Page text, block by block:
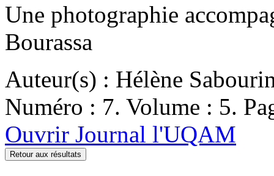
Une photographie
Bourassa
Auteur(s) : Hélène
Numéro : 7. Volume : 5.
Ouvrir Journal l'UQAM
Retour aux résultats